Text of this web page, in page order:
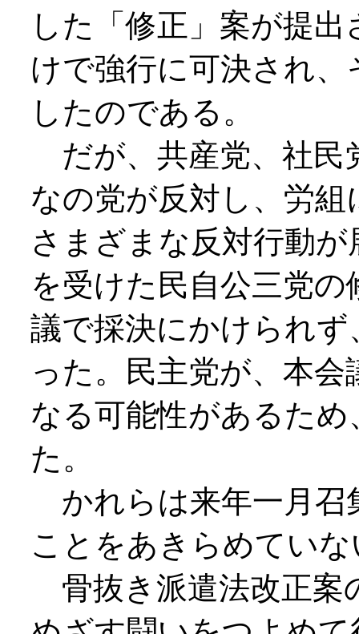
した「修正」案が提
けで強行に可決され
したのである。
だが、共産党、社民
なの党が反対し、労
さまざまな反対行動
を受けた民自公三党
議で採決にかけられ
った。民主党が、本
なる可能性があるた
た。
かれらは来年一月召
ことをあきらめていな
骨抜き派遣法改正案